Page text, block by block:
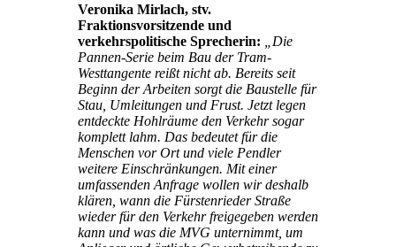
Veronika Mirlach, stv.
Fraktionsvorsitzende und
verkehrspolitische Sprecherin:
„Die
Pannen-Serie beim Bau der Tram-
Westtangente reißt nicht ab. Bereits seit
Beginn der Arbeiten sorgt die Baustelle für
Stau, Umleitungen und Frust. Jetzt legen
entdeckte Hohlräume den Verkehr sogar
komplett lahm. Das bedeutet für die
Menschen vor Ort und viele Pendler
weitere Einschränkungen. Mit einer
umfassenden Anfrage wollen wir deshalb
klären, wann die Fürstenrieder Straße
wieder für den Verkehr freigegeben werden
kann und was die MVG unternimmt, um